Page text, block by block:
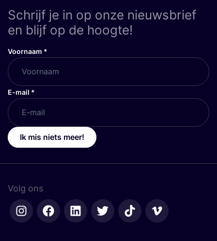
Schrijf je in op onze nieuwsbrief
en blijf op de hoogte!
Voornaam *
E-mail *
Ik mis niets meer!
Volg ons